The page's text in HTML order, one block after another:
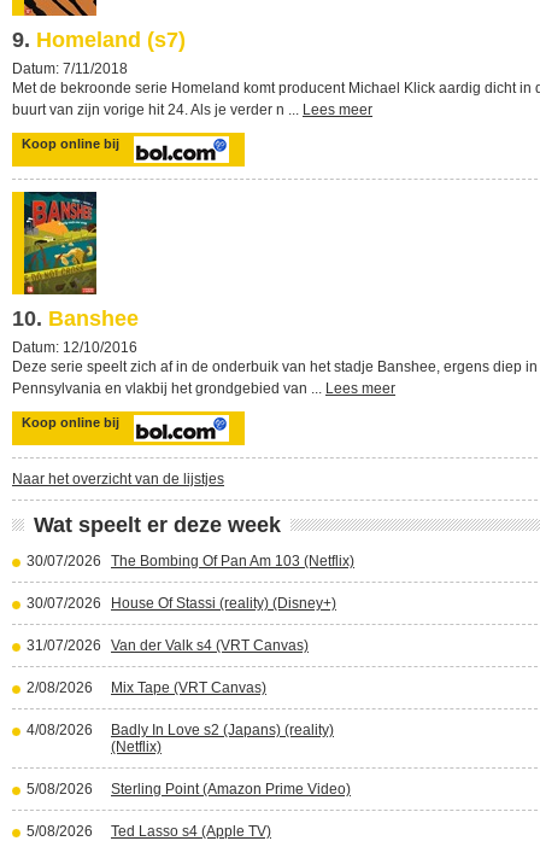
9. Homeland (s7)
Datum: 7/11/2018
Met de bekroonde serie Homeland komt producent Michael Klick aardig dicht in
buurt van zijn vorige hit 24. Als je verder n ... Lees meer
Koop online bij
10. Banshee
Datum: 12/10/2016
Deze serie speelt zich af in de onderbuik van het stadje Banshee, ergens diep in
Pennsylvania en vlakbij het grondgebied van ... Lees meer
Koop online bij
Naar het overzicht van de lijstjes
Wat speelt er deze week
30/07/2026 The Bombing Of Pan Am 103 (Netflix)
30/07/2026 House Of Stassi (reality) (Disney+)
31/07/2026 Van der Valk s4 (VRT Canvas)
2/08/2026 Mix Tape (VRT Canvas)
4/08/2026
Badly In Love s2 (Japans) (reality)
(Netflix)
5/08/2026 Sterling Point (Amazon Prime Video)
5/08/2026 Ted Lasso s4 (Apple TV)